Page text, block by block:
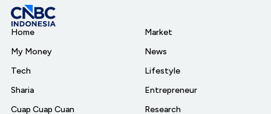
Home
My Money
Tech
Sharia
Cuap Cuap Cuan
Market
News
Lifestyle
Entrepreneur
Research